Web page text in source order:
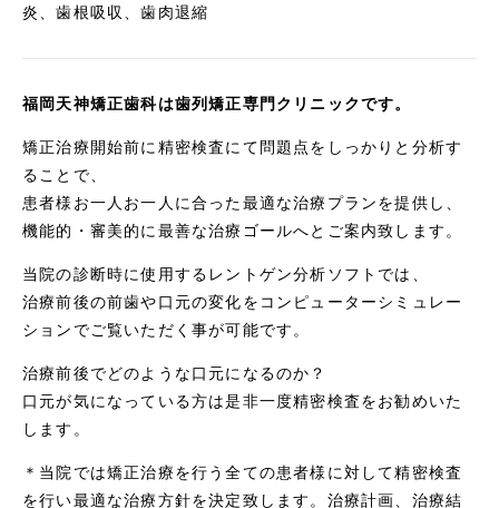
炎、歯根吸収、歯肉退縮
福岡天神矯正歯科は歯列矯正専門クリニックです。
矯正治療開始前に精密検査にて問題点をしっかりと分析す
ることで、
患者様お一人お一人に合った最適な治療プランを提供し、
機能的・審美的に最善な治療ゴールへとご案内致します。
当院の診断時に使用するレントゲン分析ソフトでは、
治療前後の前歯や口元の変化をコンピューターシミュレー
ションでご覧いただく事が可能です。
治療前後でどのような口元になるのか？
口元が気になっている方は是非一度精密検査をお勧めいた
します。
＊当院では矯正治療を行う全ての患者様に対して精密検査
を行い最適な治療方針を決定致します。治療計画、治療結